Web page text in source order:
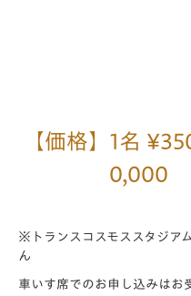
【価格】1名
0,000
※トランスコスモススタジア
ん
車いす席でのお申し込みはお